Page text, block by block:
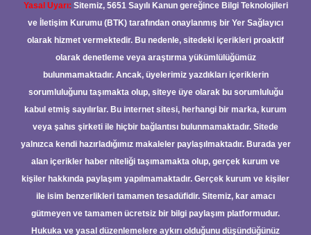
Yasal Uyarı: Sitemiz, 5651 Sayılı Kanun gereğince Bilgi Teknolojileri
ve İletişim Kurumu (BTK) tarafından onaylanmış bir Yer Sağlayıcı
olarak hizmet vermektedir. Bu nedenle, sitedeki içerikleri proaktif
olarak denetleme veya araştırma yükümlülüğümüz
bulunmamaktadır. Ancak, üyelerimiz yazdıkları içeriklerin
sorumluluğunu taşımakta olup, siteye üye olarak bu sorumluluğu
kabul etmiş sayılırlar. Bu internet sitesi, herhangi bir marka, kurum
veya şahıs şirketi ile hiçbir bağlantısı bulunmamaktadır. Sitede
yalnızca kendi hazırladığımız makaleler paylaşılmaktadır. Burada yer
alan içerikler haber niteliği taşımamakta olup, gerçek kurum ve
kişiler hakkında paylaşım yapılmamaktadır. Gerçek kurum ve kişiler
ile isim benzerlikleri tamamen tesadüfidir. Sitemiz, kar amacı
gütmeyen ve tamamen ücretsiz bir bilgi paylaşım platformudur.
Hukuka ve yasal düzenlemelere aykırı olduğunu düşündüğünüz